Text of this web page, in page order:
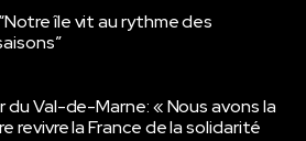
île vit au rythme des
du Val-de-Marne: « Nous avons la
revivre la France de la solidarité